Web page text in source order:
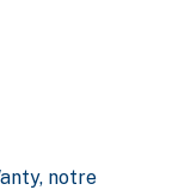
notre